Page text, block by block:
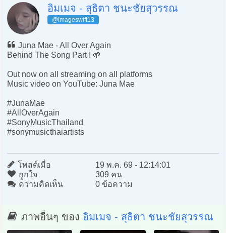
อิมเมจ - สุธิตา ชนะชัยสุวรรณ
@imageswift13
Juna Mae - All Over Again
Behind The Song Part I 🌱
Out now on all streaming on all platforms
Music video on YouTube: Juna Mae
#JunaMae
#AllOverAgain
#SonyMusicThailand
#sonymusicthaiartists
โพสต์เมื่อ
19 พ.ค. 69 - 12:14:01
ถูกใจ
309 คน
ความคิดเห็น
0 ข้อความ
ภาพอื่นๆ ของ อิมเมจ - สุธิตา ชนะชัยสุวรรณ